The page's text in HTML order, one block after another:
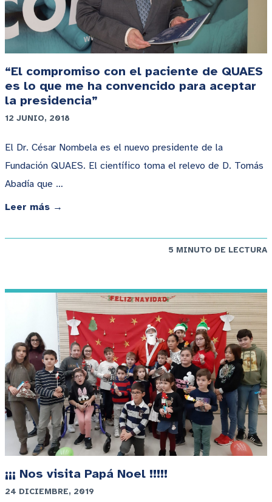
“El compromiso con el paciente de QUAES
es lo que me ha convencido para aceptar
la presidencia”
12 JUNIO, 2018
El Dr. César Nombela es el nuevo presidente de la
Fundación QUAES. El científico toma el relevo de D. Tomás
Abadía que …
Leer más →
5 MINUTO DE LECTURA
¡¡¡ Nos visita Papá Noel !!!!!
24 DICIEMBRE, 2019